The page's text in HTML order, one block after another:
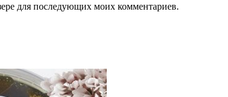
для последующих моих комментариев.